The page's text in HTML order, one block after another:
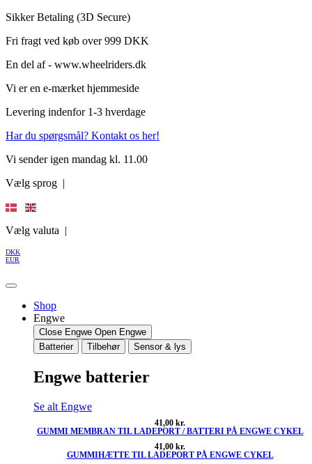
Videre
indhold
Sikker Betaling (3D Secure)
Fri fragt ved køb over 999 DKK
En del af - www.wheelriders.dk
Vi er en e-mærket hjemmeside
Levering indenfor 1-3 hverdage
Har du spørgsmål? Kontakt os her!
Vi sender igen mandag kl. 11.00
Vælg sprog |
Vælg valuta |
DKK
EUR
Shop
Engwe
Close Engwe Open Engwe
Batterier
Tilbehør Sensor & lys
Engwe batterier
Se alt Engwe
41,00 kr.
GUMMI MEMBRAN TIL LADEPORT / BATTERI PÅ ENGWE CYKEL
41,00 kr.
GUMMIHÆTTE TIL LADEPORT PÅ ENGWE CYKEL